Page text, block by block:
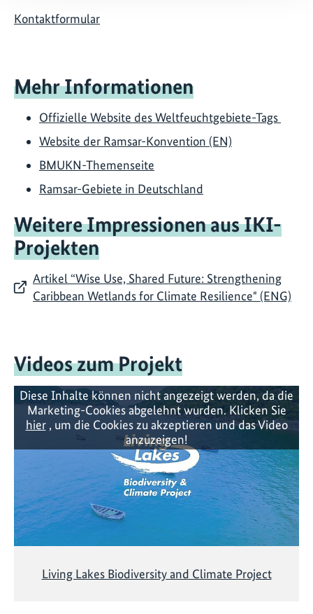
Kontaktformular
Mehr Informationen
Offizielle Website des Weltfeuchtgebiete-Tags
Website der Ramsar-Konvention (EN)
BMUKN-Themenseite
Ramsar-Gebiete in Deutschland
Weitere Impressionen aus IKI-
Projekten
Artikel “Wise Use, Shared Future: Strengthening
Caribbean Wetlands for Climate Resilience" (ENG)
Videos zum Projekt
Diese Inhalte können nicht angezeigt werden, da die
Marketing-Cookies abgelehnt wurden. Klicken Sie
hier, um die Cookies zu akzeptieren und das Video
anzuzeigen!
Living Lakes Biodiversity and Climate Project